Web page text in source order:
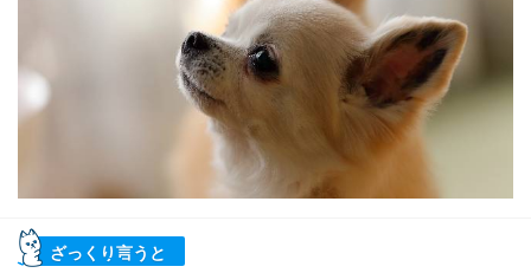
ざっくり言うと